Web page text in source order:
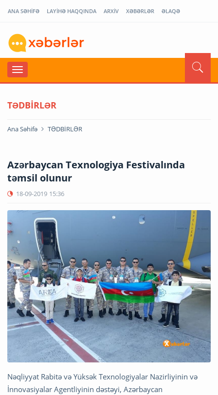
ANA SƏHİFƏ LAYİHƏ HAQQINDA ARXİV XƏBƏRLƏR ƏLAQƏ
TƏDBİRLƏR
Ana Səhifə TƏDBİRLƏR
Azərbaycan Texnologiya Festivalında
təmsil olunur
18-09-2019 15:36
Nəqliyyat Rabitə və Yüksək Texnologiyalar Nazirliyinin və
İnnovasiyalar Agentliyinin dəstəyi, Azərbaycan